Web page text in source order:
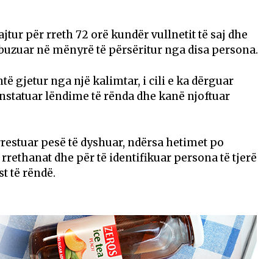
për rreth 72 orë kundër vullnetit të saj dhe
në mënyrë të përsëritur nga disa persona.
gjetur nga një kalimtar, i cili e ka dërguar
lëndime të rënda dhe kanë njoftuar
pesë të dyshuar, ndërsa hetimet po
dhe për të identifikuar persona të tjerë
të rëndë.